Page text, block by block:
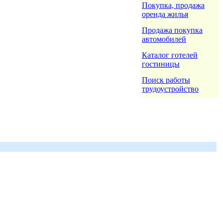
Покупка, продажа
оренда жилья
Продажа покупка
автомобилей
Каталог готелей
гостиницы
Поиск работы
трудоустройство